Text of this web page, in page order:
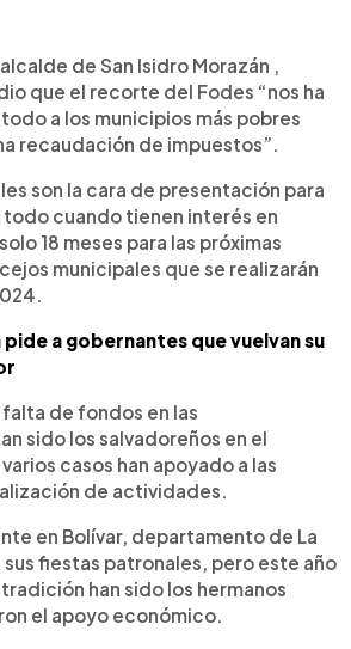
de San Isidro Morazán ,
que el recorte del Fodes “nos ha
a los municipios más pobres
recaudación de impuestos”.
son la cara de presentación para
cuando tienen interés en
18 meses para las próximas
municipales que se realizarán
a gobernantes que vuelvan su
de fondos en las
sido los salvadoreños en el
casos han apoyado a las
de actividades.
en Bolívar, departamento de La
fiestas patronales, pero este año
han sido los hermanos
el apoyo económico.